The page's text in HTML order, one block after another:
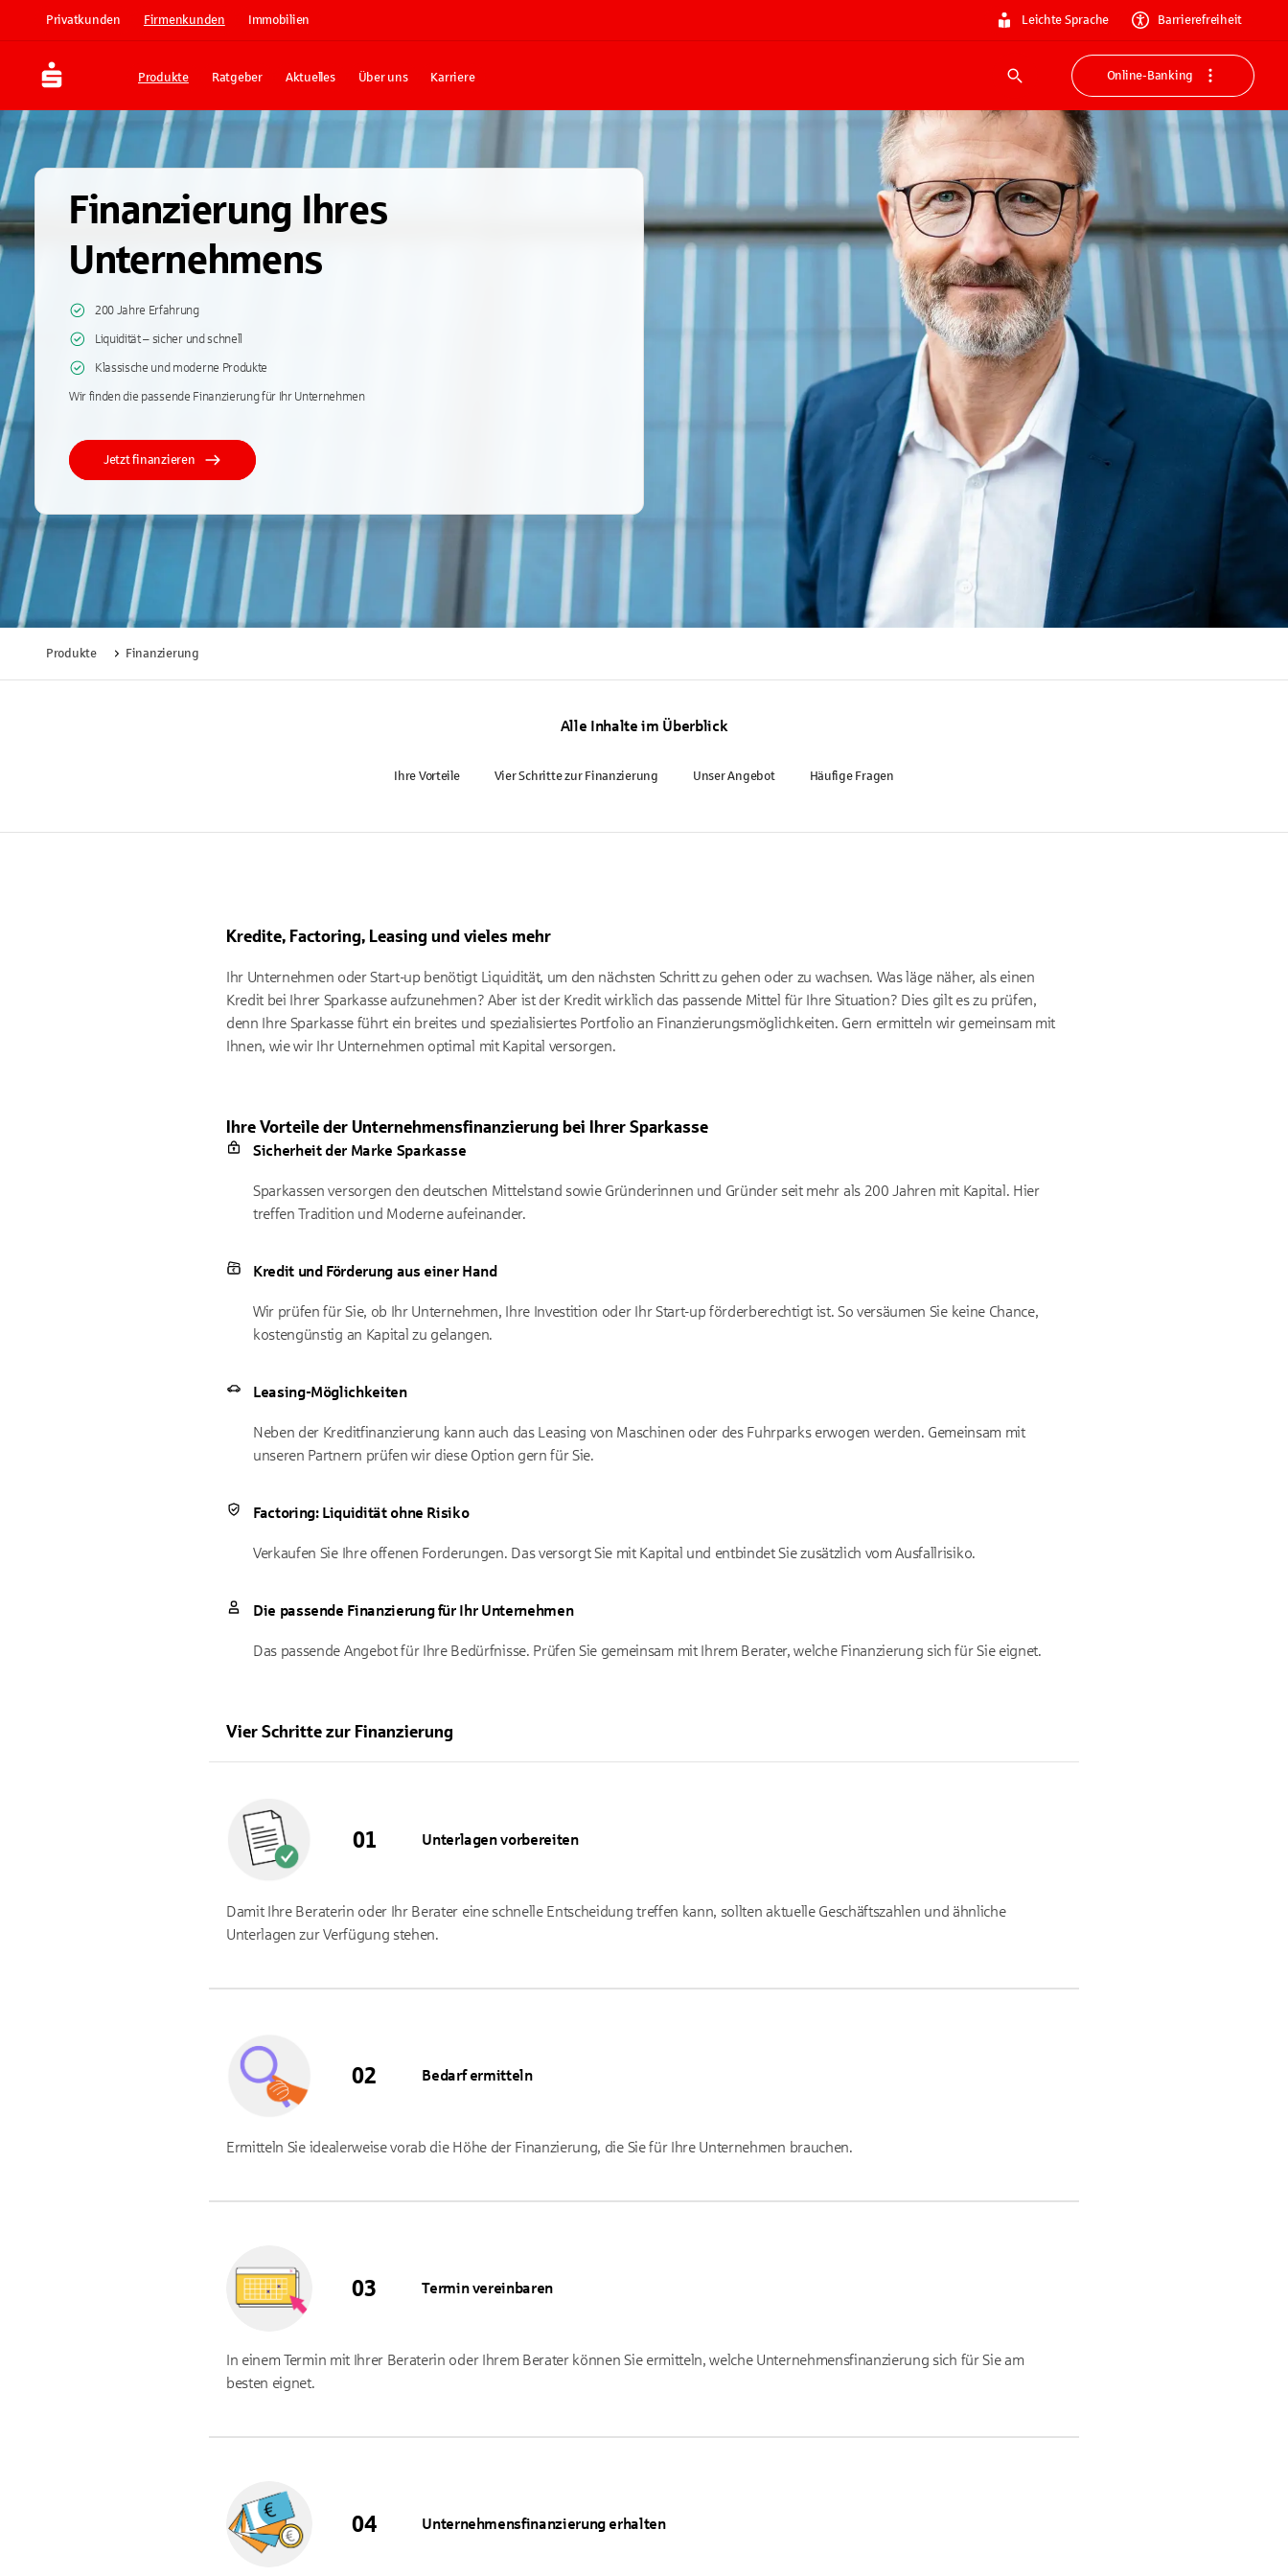
Privatkunden Firmenkunden Immobilien Leichte Sprache Barrierefreiheit
Produkte Ratgeber Aktuelles Über uns Karriere
Suche
Online-Banking
Finanzierung Ihres
Unternehmens
200 Jahre Erfahrung
Liquidität – sicher und schnell
Klassische und moderne Produkte
Wir finden die passende Finanzierung für Ihr Unternehmen
Jetzt finanzieren
Produkte Finanzierung
Alle Inhalte im Überblick
Ihre Vorteile Vier Schritte zur Finanzierung Unser Angebot Häufige Fragen
Kredite, Factoring, Leasing und vieles mehr
Ihr Unternehmen oder Start-up benötigt Liquidität, um den nächsten Schritt zu gehen oder zu wachsen. Was läge näher, als einen
Kredit bei Ihrer Sparkasse aufzunehmen? Aber ist der Kredit wirklich das passende Mittel für Ihre Situation? Dies gilt es zu prüfen,
denn Ihre Sparkasse führt ein breites und spezialisiertes Portfolio an Finanzierungsmöglichkeiten. Gern ermitteln wir gemeinsam mit
Ihnen, wie wir Ihr Unternehmen optimal mit Kapital versorgen.
Ihre Vorteile der Unternehmensfinanzierung bei Ihrer Sparkasse
Sicherheit der Marke Sparkasse
Sparkassen versorgen den deutschen Mittelstand sowie Gründerinnen und Gründer seit mehr als 200 Jahren mit Kapital. Hier
treffen Tradition und Moderne aufeinander.
Kredit und Förderung aus einer Hand
Wir prüfen für Sie, ob Ihr Unternehmen, Ihre Investition oder Ihr Start-up förderberechtigt ist. So versäumen Sie keine Chance,
kostengünstig an Kapital zu gelangen.
Leasing-Möglichkeiten
Neben der Kreditfinanzierung kann auch das Leasing von Maschinen oder des Fuhrparks erwogen werden. Gemeinsam mit
unseren Partnern prüfen wir diese Option gern für Sie.
Factoring: Liquidität ohne Risiko
Verkaufen Sie Ihre offenen Forderungen. Das versorgt Sie mit Kapital und entbindet Sie zusätzlich vom Ausfallrisiko.
Die passende Finanzierung für Ihr Unternehmen
Das passende Angebot für Ihre Bedürfnisse. Prüfen Sie gemeinsam mit Ihrem Berater, welche Finanzierung sich für Sie eignet.
Vier Schritte zur Finanzierung
Unterlagen vorbereiten
Damit Ihre Beraterin oder Ihr Berater eine schnelle Entscheidung treffen kann, sollten aktuelle Geschäftszahlen und ähnliche
Unterlagen zur Verfügung stehen.
Bedarf ermitteln
Ermitteln Sie idealerweise vorab die Höhe der Finanzierung, die Sie für Ihre Unternehmen brauchen.
Termin vereinbaren
In einem Termin mit Ihrer Beraterin oder Ihrem Berater können Sie ermitteln, welche Unternehmensfinanzierung sich für Sie am
besten eignet.
Unternehmensfinanzierung erhalten